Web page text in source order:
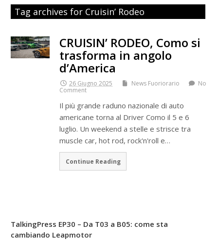
Tag archives for Cruisin’ Rodeo
CRUISIN’ RODEO, Como si
trasforma in angolo
d’America
26 Giugno 2025 News Fuoriorario
No
Comment
Il più grande raduno nazionale di auto
americane torna al Driver Como il 5 e 6
luglio. Un weekend a stelle e strisce tra
muscle car, hot rod, rock'n'roll e…
Continue Reading
TalkingPress EP30 – Da T03 a B05: come sta
cambiando Leapmotor